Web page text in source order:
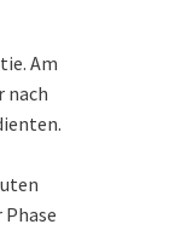
Am
nach